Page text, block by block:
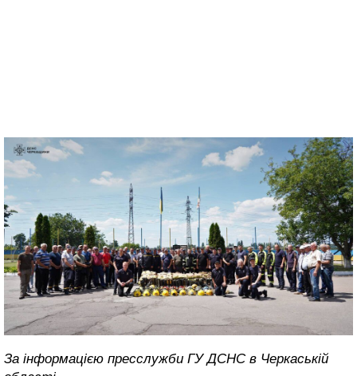
За інформацією пресслужби ГУ ДСНС в Черкаській